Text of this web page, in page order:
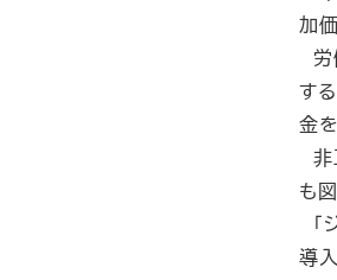
加
労
す
金
非
も
「
導